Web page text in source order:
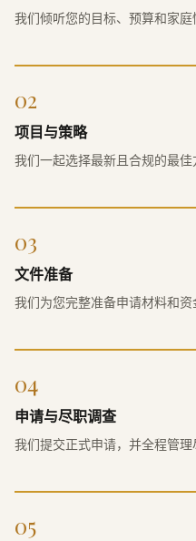
我们倾听您的目标、预算和家庭
02
项目与策略
我们一起选择最新且合规的最佳
03
文件准备
我们为您完整准备申请材料和资
04
申请与尽职调查
我们提交正式申请，并全程管理
05